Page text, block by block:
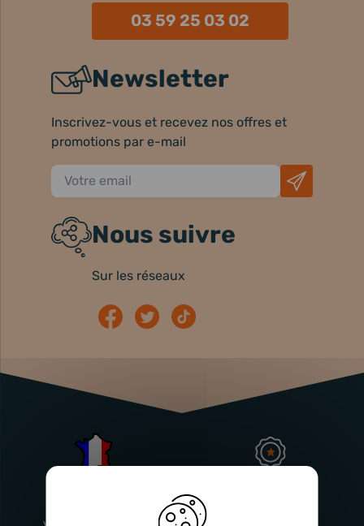
03 59 25 03 02
Newsletter
Inscrivez-vous et recevez nos offres et
promotions par e-mail
Nous suivre
Sur les réseaux